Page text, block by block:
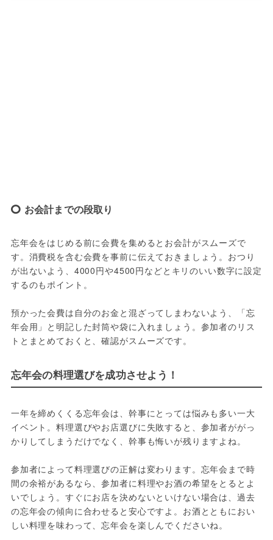
お会計までの段取り
忘年会をはじめる前に会費を集めるとお会計がスムーズで
す。消費税を含む会費を事前に伝えておきましょう。おつり
が出ないよう、4000円や4500円などとキリのいい数字に設定
するのもポイント。
預かった会費は自分のお金と混ざってしまわないよう、「忘
年会用」と明記した封筒や袋に入れましょう。参加者のリス
トとまとめておくと、確認がスムーズです。
忘年会の料理選びを成功させよう！
一年を締めくくる忘年会は、幹事にとっては悩みも多い一大
イベント。料理選びやお店選びに失敗すると、参加者ががっ
かりしてしまうだけでなく、幹事も悔いが残りますよね。
参加者によって料理選びの正解は変わります。忘年会まで時
間の余裕があるなら、参加者に料理やお酒の希望をとるとよ
いでしょう。すぐにお店を決めないといけない場合は、過去
の忘年会の傾向に合わせると安心ですよ。お酒とともにおい
しい料理を味わって、忘年会を楽しんでくださいね。